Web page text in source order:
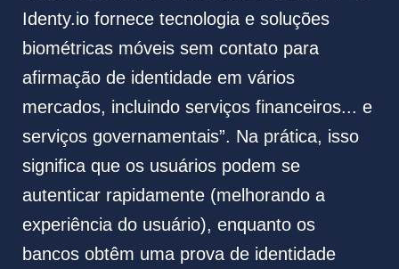
Identy.io fornece tecnologia e soluções
biométricas móveis sem contato para
afirmação de identidade em vários
mercados, incluindo serviços financeiros... e
serviços governamentais”. Na prática, isso
significa que os usuários podem se
autenticar rapidamente (melhorando a
experiência do usuário), enquanto os
bancos obtêm uma prova de identidade